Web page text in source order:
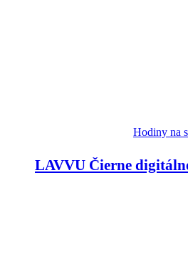
Hodiny na
LAVVU Čierne